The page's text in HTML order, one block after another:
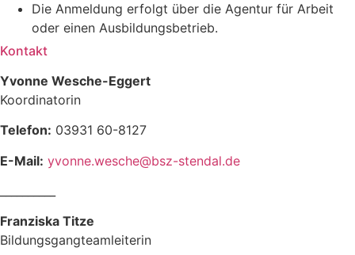
Die Anmeldung erfolgt über die Agentur für Arbeit
oder einen Ausbildungsbetrieb.
Kontakt
Yvonne Wesche-Eggert
Koordinatorin
Telefon: 03931 60-8127
E-Mail: yvonne.wesche@bsz-stendal.de
Franziska Titze
Bildungsgangteamleiterin